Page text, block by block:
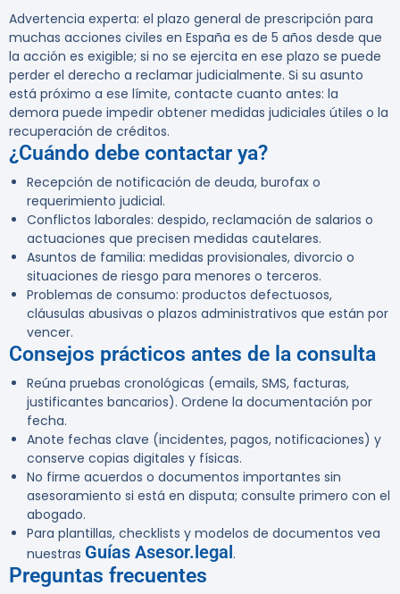
Advertencia experta: el plazo general de prescripción para
muchas acciones civiles en España es de 5 años desde que
la acción es exigible; si no se ejercita en ese plazo se puede
perder el derecho a reclamar judicialmente. Si su asunto
está próximo a ese límite, contacte cuanto antes: la
demora puede impedir obtener medidas judiciales útiles o la
recuperación de créditos.
¿Cuándo debe contactar ya?
Recepción de notificación de deuda, burofax o
requerimiento judicial.
Conflictos laborales: despido, reclamación de salarios o
actuaciones que precisen medidas cautelares.
Asuntos de familia: medidas provisionales, divorcio o
situaciones de riesgo para menores o terceros.
Problemas de consumo: productos defectuosos,
cláusulas abusivas o plazos administrativos que están por
vencer.
Consejos prácticos antes de la consulta
Reúna pruebas cronológicas (emails, SMS, facturas,
justificantes bancarios). Ordene la documentación por
fecha.
Anote fechas clave (incidentes, pagos, notificaciones) y
conserve copias digitales y físicas.
No firme acuerdos o documentos importantes sin
asesoramiento si está en disputa; consulte primero con el
abogado.
Para plantillas, checklists y modelos de documentos vea
nuestras Guías Asesor.legal.
Preguntas frecuentes